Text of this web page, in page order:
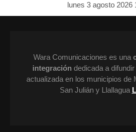
lunes 3 agosto 2026
Wara Comunicaciones es una
integracióndedicada a
actualizada en los municipios de
San Julián y Llallagua